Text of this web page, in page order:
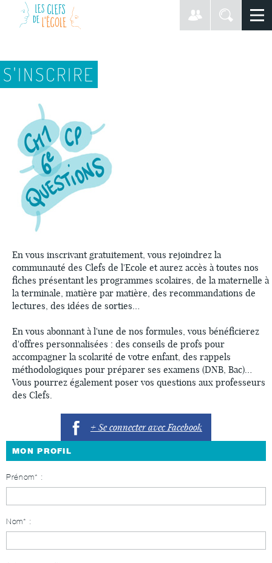
S'INSCRIRE
En vous inscrivant gratuitement, vous rejoindrez la
communauté des Clefs de l'Ecole et aurez accès à toutes nos
fiches présentant les programmes scolaires, de la maternelle à
la terminale, matière par matière, des recommandations de
lectures, des idées de sorties…
En vous abonnant à l'une de nos formules, vous bénéficierez
d'offres personnalisées : des conseils de profs pour
accompagner la scolarité de votre enfant, des rappels
méthodologiques pour préparer ses examens (DNB, Bac)…
Vous pourrez également poser vos questions aux professeurs
des Clefs.
+ Se connecter avec Facebook
MON PROFIL
Prénom* :
Nom* :